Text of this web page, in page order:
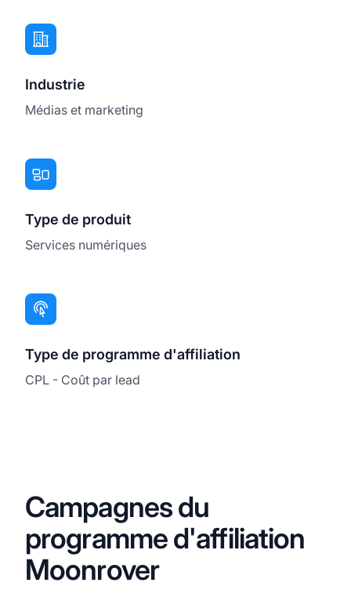
Industrie
Médias et marketing
Type de produit
Services numériques
Type de programme d'affiliation
CPL - Coût par lead
Campagnes du
programme d'affiliation
Moonrover